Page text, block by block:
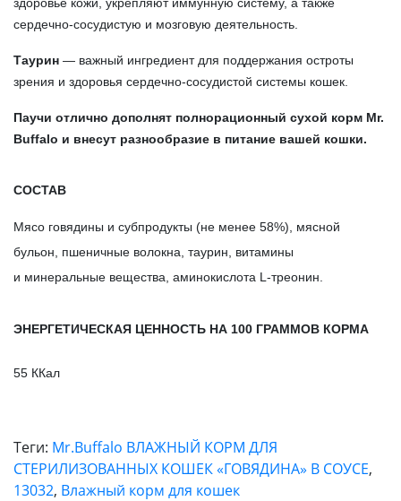
сердечно-сосудистую и мозговую деятельность.
Таурин — важный ингредиент для поддержания остроты
зрения и здоровья сердечно-сосудистой системы кошек.
Паучи отлично дополнят полнорационный сухой корм Мr.
Buffalo и внесут разнообразие в питание вашей кошки.
СОСТАВ
Мясо говядины и субпродукты (не менее 58%), мясной
бульон, пшеничные волокна, таурин, витамины
и минеральные вещества, аминокислота L-треонин.
ЭНЕРГЕТИЧЕСКАЯ ЦЕННОСТЬ НА 100 ГРАММОВ КОРМА
55 ККал
Теги: Mr.Buffalo ВЛАЖНЫЙ КОРМ ДЛЯ
СТЕРИЛИЗОВАННЫХ КОШЕК «ГОВЯДИНА» В СОУСЕ,
13032, Влажный корм для кошек